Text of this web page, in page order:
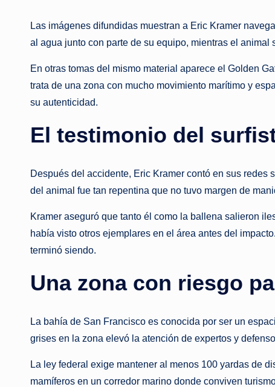
Las imágenes difundidas muestran a Eric Kramer
al agua junto con parte de su equipo, mientras el animal
En otras tomas del mismo material aparece el Golden
trata de una zona con mucho movimiento marítimo y
su autenticidad.
El testimonio del
Después del accidente, Eric Kramer contó en sus
del animal fue tan repentina que no tuvo margen de
Kramer aseguró que tanto él como la ballena salieron
había visto otros ejemplares en el área antes del
terminó siendo.
Una zona con riesgo
La bahía de San Francisco es conocida por ser un
grises en la zona elevó la atención de expertos y
La ley federal exige mantener al menos 100 yardas de
mamíferos en un corredor marino donde conviven